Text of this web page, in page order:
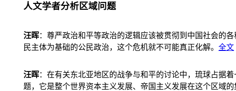
人文学者分析区域问题
汪晖：尊严政治和平等政治的逻辑应该被贯彻到中国社会的
民主体为基础的公民政治，这个危机就不可能真正化解。 全文
汪晖：在有关东北亚地区的战争与和平的讨论中，琉球占据
题，它是整个世界资本主义发展、帝国主义发展在这个区域的